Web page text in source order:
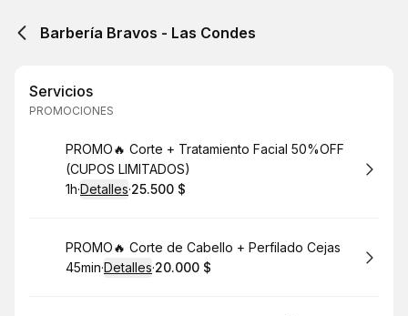
Barbería Bravos - Las Condes
Servicios
PROMOCIONES
Reservar
PROMO🔥 Corte + Tratamiento Facial 50%OFF
(CUPOS LIMITADOS)
.Duración:
1h·Detalles·
.Precio:
25.500 $
Reservar
PROMO🔥 Corte de Cabello + Perfilado Cejas
.Duración:
45min·Detalles·
.Precio:
20.000 $